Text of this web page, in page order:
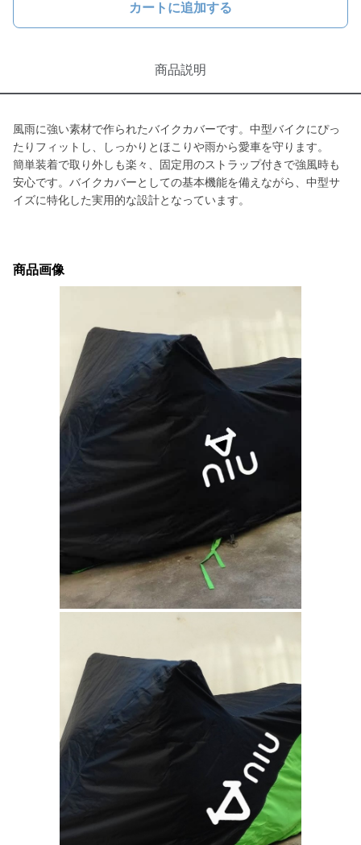
カートに追加する
商品説明
風雨に強い素材で作られたバイクカバーです。中型バイクにぴっ
たりフィットし、しっかりとほこりや雨から愛車を守ります。
簡単装着で取り外しも楽々、固定用のストラップ付きで強風時も
安心です。バイクカバーとしての基本機能を備えながら、中型サ
イズに特化した実用的な設計となっています。
商品画像